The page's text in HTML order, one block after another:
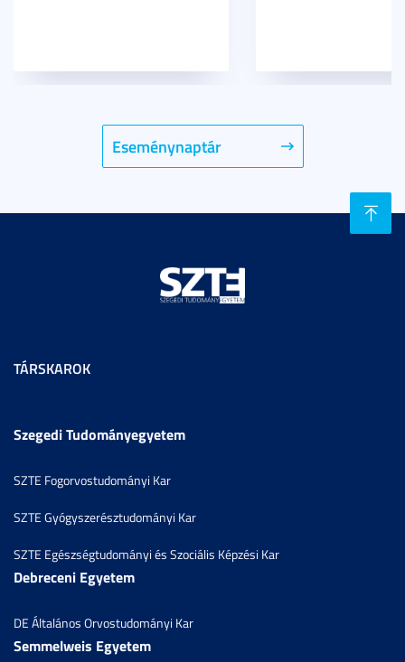
Eseménynaptár
TÁRSKAROK
Szegedi Tudományegyetem
SZTE Fogorvostudományi Kar
SZTE Gyógyszerésztudományi Kar
SZTE Egészségtudományi és Szociális Képzési Kar
Debreceni Egyetem
DE Általános Orvostudományi Kar
Semmelweis Egyetem